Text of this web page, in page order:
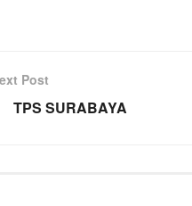
Post
TPS SURABAYA